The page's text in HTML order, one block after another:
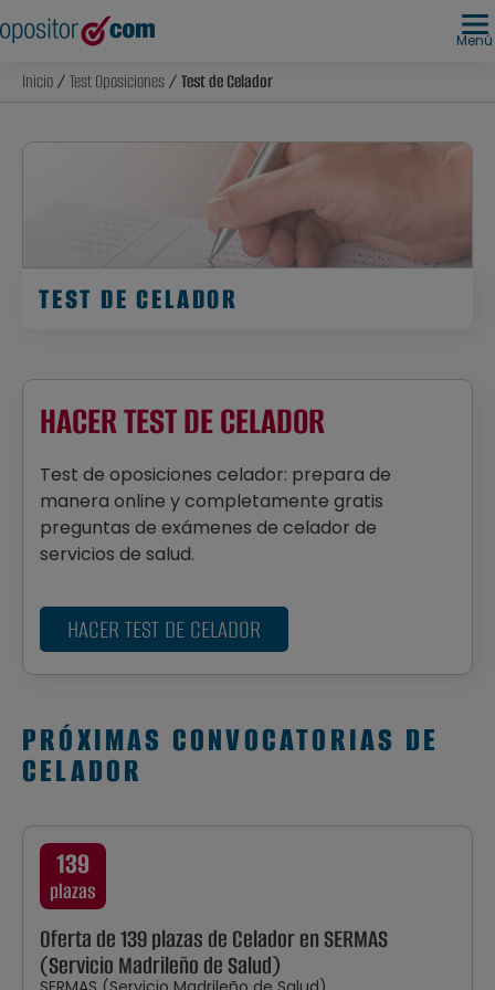
Menú
Inicio/Test Oposiciones/ Test de Celador
TEST DE CELADOR
HACER TEST DE CELADOR
Test de oposiciones celador: prepara de
manera online y completamente gratis
preguntas de exámenes de celador de
servicios de salud.
HACER TEST DE CELADOR
PRÓXIMAS CONVOCATORIAS DE
CELADOR
139
plazas
Oferta de 139 plazas de Celador en SERMAS
(Servicio Madrileño de Salud)